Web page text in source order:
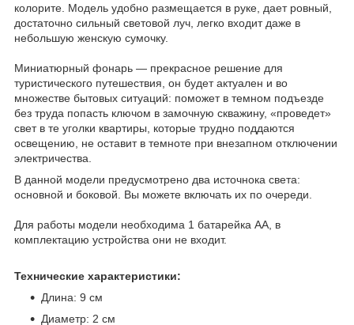
колорите. Модель удобно размещается в руке, дает ровный,
достаточно сильный световой луч, легко входит даже в
небольшую женскую сумочку.
Миниатюрный фонарь — прекрасное решение для
туристического путешествия, он будет актуален и во
множестве бытовых ситуаций: поможет в темном подъезде
без труда попасть ключом в замочную скважину, «проведет»
свет в те уголки квартиры, которые трудно поддаются
освещению, не оставит в темноте при внезапном отключении
электричества.
В данной модели предусмотрено два источнока света:
основной и боковой. Вы можете включать их по очереди.
Для работы модели необходима 1 батарейка АА, в
комплектацию устройства они не входит.
Технические характеристики:
Длина: 9 см
Диаметр: 2 см